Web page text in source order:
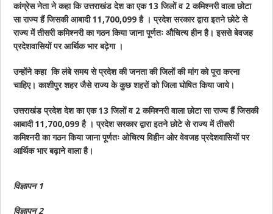
कांग्रेस नेता ने कहा कि उत्तराखंड देश का एक 13 जिलों व 2 कमिश्नरी वाला छोटा
सा राज्य हैं जिसकी आबादी 11,700,099 है । प्रदेश सरकार द्वारा इतने छोटे से
राज्य में तीसरी कमिश्नरी का गठन किया जाना पूर्णतः औचित्य हीन है। इससे बेवजह
प्रदेशवासियों पर आर्थिक भार बढ़ेगा ।
उन्होंने कहा कि लंबे समय से प्रदेश की जनता की जिलों की मांग को पूरा करना
चाहिए। काशीपुर शहर जैसे राज्य के कुछ शहरों को जिला घोषित किया जाये।
उत्तराखंड प्रदेश देश का एक 13 जिलों व 2 कमिश्नरी वाला छोटा सा राज्य हैं जिसकी
आबादी 11,700,099 है । प्रदेश सरकार द्वारा इतने छोटे से राज्य में तीसरी
कमिश्नरी का गठन किया जाना पूर्णतः ओचित्य विहीन ओर वेवजह प्रदेशवासियों पर
आर्थिक भार बढ़ाने वाला है।
विज्ञापन 1
विज्ञापन 2